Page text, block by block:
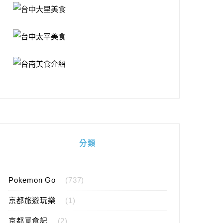
分類
Pokemon Go (737)
京都旅遊玩樂 (1)
京都覓食記 (2)